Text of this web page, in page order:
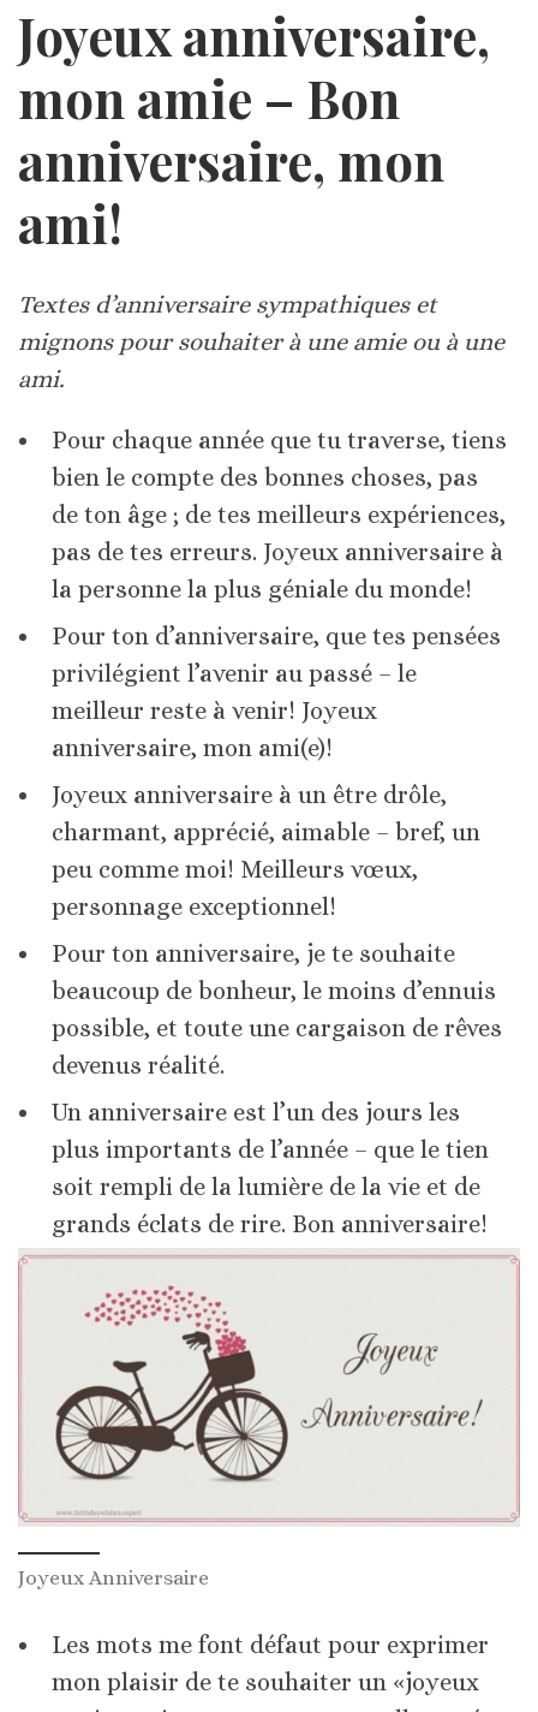
Joyeux anniversaire,
mon amie – Bon
anniversaire, mon
ami!
Textes d’anniversaire sympathiques et
mignons pour souhaiter à une amie ou à une
ami.
Pour chaque année que tu traverse, tiens
bien le compte des bonnes choses, pas
de ton âge ; de tes meilleurs expériences,
pas de tes erreurs. Joyeux anniversaire à
la personne la plus géniale du monde!
Pour ton d’anniversaire, que tes pensées
privilégient l’avenir au passé – le
meilleur reste à venir! Joyeux
anniversaire, mon ami(e)!
Joyeux anniversaire à un être drôle,
charmant, apprécié, aimable – bref, un
peu comme moi! Meilleurs vœux,
personnage exceptionnel!
Pour ton anniversaire, je te souhaite
beaucoup de bonheur, le moins d’ennuis
possible, et toute une cargaison de rêves
devenus réalité.
Un anniversaire est l’un des jours les
plus importants de l’année – que le tien
soit rempli de la lumière de la vie et de
grands éclats de rire. Bon anniversaire!
Joyeux Anniversaire
Les mots me font défaut pour exprimer
mon plaisir de te souhaiter un «joyeux